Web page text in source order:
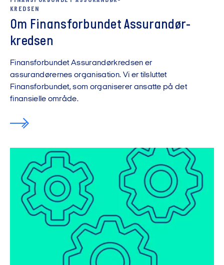
KREDSEN
Om Finans­forbundet Assurandør­
kredsen
Finansforbundet Assurandørkredsen er
assurandørernes organisation. Vi er tilsluttet
Finansforbundet, som organiserer ansatte på det
finansielle område.